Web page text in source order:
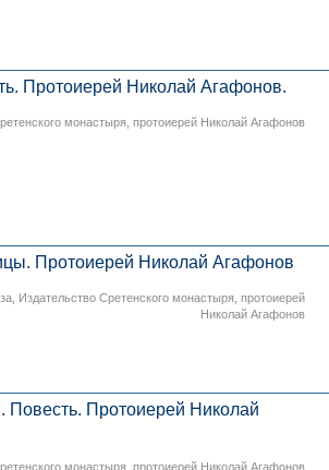
Протоиерей Николай Агафонов.
монастыря ,протоиерей Николай Агафонов
Протоиерей Николай Агафонов
Издательство Сретенского монастыря ,протоиерей
Николай Агафонов
Повесть. Протоиерей Николай
монастыря ,протоиерей Николай Агафонов